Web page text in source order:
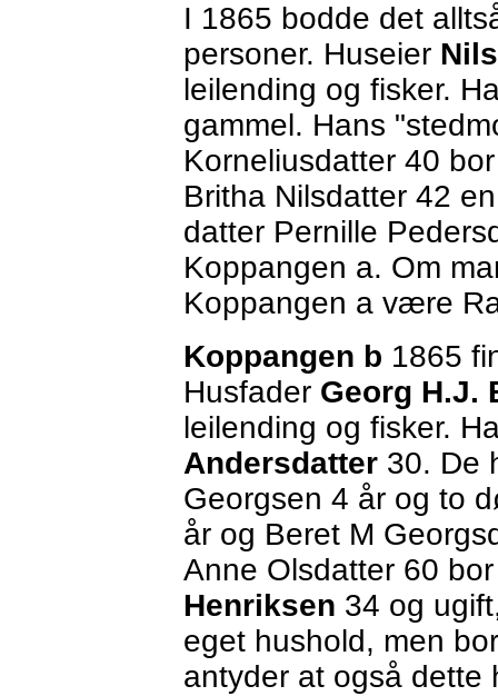
I 1865 bodde det
personer. Huseier
leilending og fisker.
gammel. Hans
Korneliusdatter 40
Britha Nilsdatter 42
datter Pernille
Koppangen a. Om
Koppangen a være
Koppangen b 1865
Husfader Georg H.J.
leilending og fisker.
Andersdatter 30. De
Georgsen 4 år og to
år og Beret M
Anne Olsdatter 60
Henriksen 34 og
eget hushold, men
antyder at også dette